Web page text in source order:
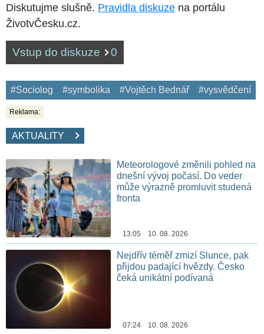
Diskutujme slušně. Pravidla diskuze na portálu
ŽivotvČesku.cz.
Vstup do diskuze 0
#Sociolog #symbolika #Vojtěch Bednář #vysvědčení
Reklama:
AKTUALITY
Meteorologové změnili pohled na
dnešní vývoj počasí. Do veder
může výrazně promluvit studená
fronta
13:05 10. 08. 2026
Nejdřív téměř zmizí Slunce, pak
přijdou padající hvězdy. Česko
čeká unikátní podívaná
07:24 10. 08. 2026